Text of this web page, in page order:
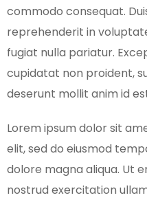
commodo consequat.
reprehenderit in
fugiat nulla pariatur.
cupidatat non proident,
deserunt mollit anim id
Lorem ipsum dolor sit
elit, sed do eiusmod
dolore magna aliqua. Ut
nostrud exercitation